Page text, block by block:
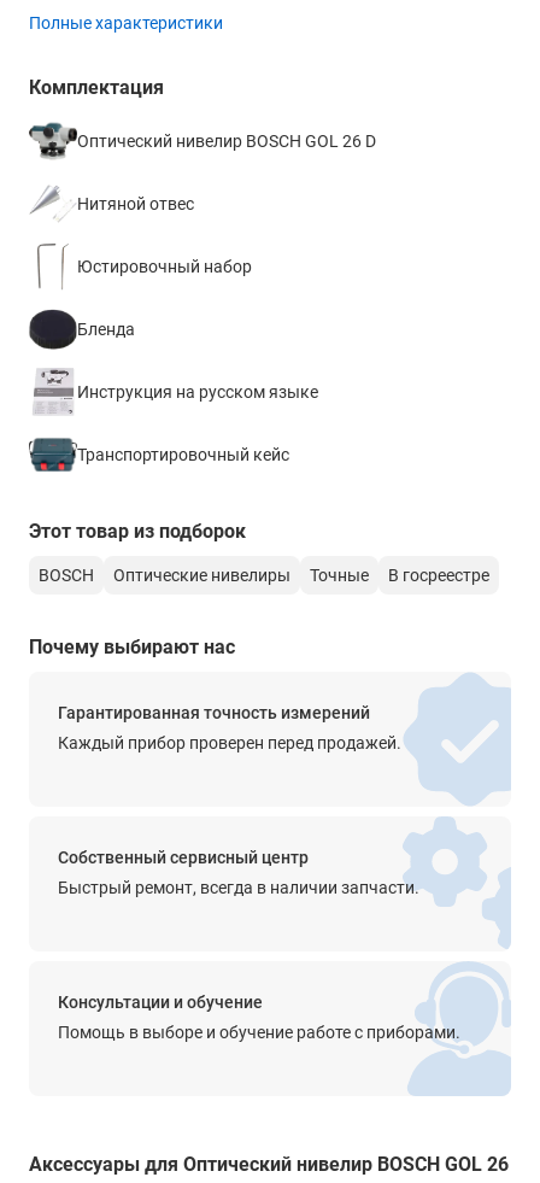
Поле зрения
1°30'
Минимальное фокусное расстояние
0.3 м
Коэффициент дальномера
Постоянная поправка дальномера
0
Длина зрительной трубы
215 мм
прямое
Просветленная оптика
Диапазон работы компенсатора
Точность компенсатора
Прочее
Степень защиты от пыли и влаги
IP54
Температура хранения
Полные характеристики
Комплектация
Оптический нивелир BOSCH GOL 26 D
Нитяной отвес
Юстировочный набор
Бленда
Инструкция на русском языке
Транспортировочный кейс
Этот товар из подборок
BOSCH Оптические нивелиры Точные В госреестре
Почему выбирают нас
Гарантированная точность измерений
Каждый прибор проверен перед продажей.
Собственный сервисный центр
Быстрый ремонт, всегда в наличии запчасти.
Консультации и обучение
Помощь в выборе и обучение работе с приборами.
Аксессуары для Оптический нивелир BOSCH GOL 26